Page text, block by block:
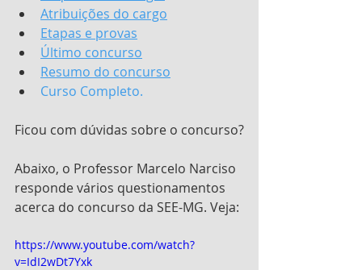
Atribuições do cargo
Etapas e provas
Último concurso
Resumo do concurso
Curso Completo.
Ficou com dúvidas sobre o concurso?
Abaixo, o Professor Marcelo Narciso
responde vários questionamentos
acerca do concurso da SEE-MG. Veja:
https://www.youtube.com/watch?
v=IdI2wDt7Yxk